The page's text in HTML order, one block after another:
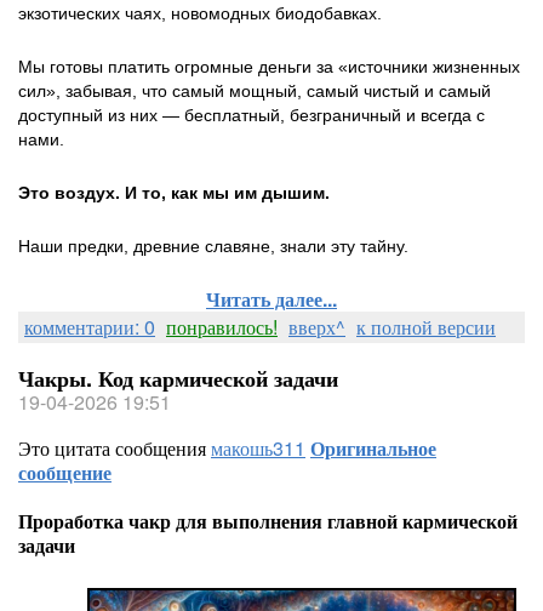
экзотических чаях, новомодных биодобавках.
Мы готовы платить огромные деньги за «источники жизненных
сил», забывая, что самый мощный, самый чистый и самый
доступный из них — бесплатный, безграничный и всегда с
нами.
Это воздух. И то, как мы им дышим.
Наши предки, древние славяне, знали эту тайну.
Читать далее...
комментарии: 0 понравилось! вверх^ к полной версии
Чакры. Код кармической задачи
19-04-2026 19:51
Это цитата сообщениямакошь311 Оригинальное
сообщение
Проработка чакр для выполнения главной кармической
задачи